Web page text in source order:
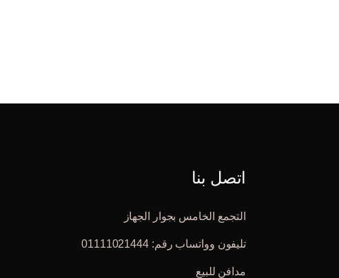
اتصل بنا
التجمع الخامس بجوار الجهاز
تليفون وواتساب رقم: 01111021444
مدافن للبيع